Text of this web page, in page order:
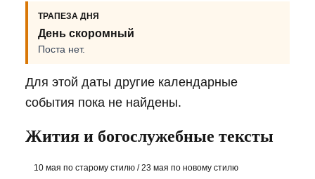
ТРАПЕЗА ДНЯ
День скоромный
Поста нет.
Для этой даты другие календарные
события пока не найдены.
Жития и богослужебные тексты
10 мая по старому стилю / 23 мая по новому стилю